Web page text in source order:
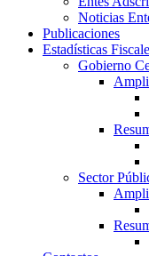
Noticias
Publicaciones
Estadísticas
Gobierno
Sector